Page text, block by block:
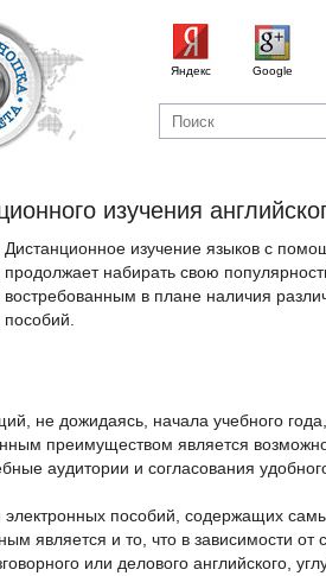
Яндекс Google
изучения
Дистанционное изучение языков с
продолжает набирать свою
востребованным в плане наличия
пособий.
не дожидаясь, начала учебного
преимуществом является
аудитории и согласования
электронных пособий, содержащих
является и то, что в зависимости
или делового английского,